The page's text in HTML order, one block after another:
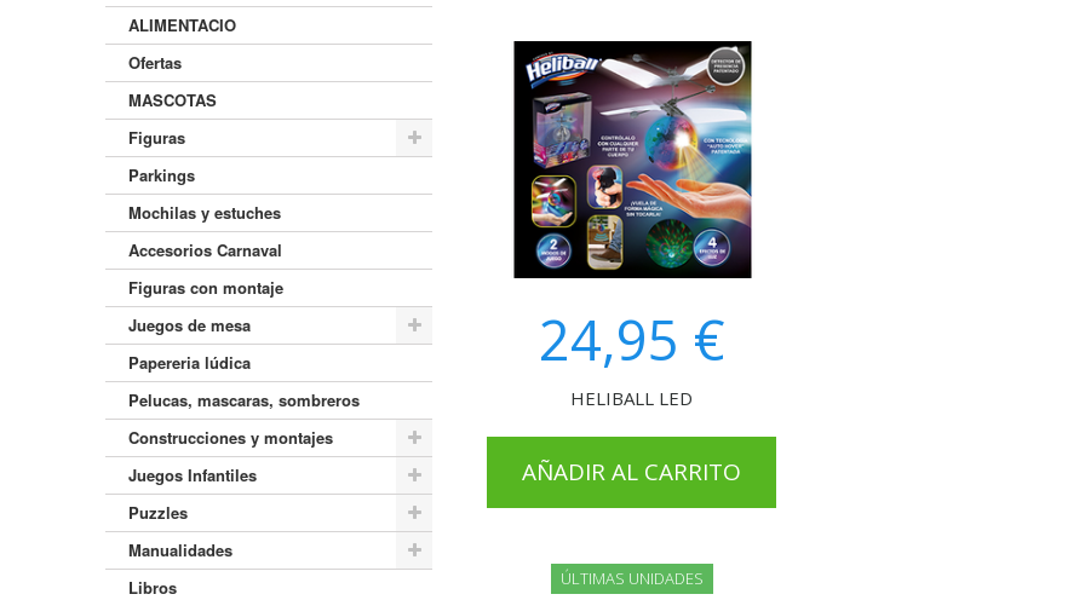
24,95 €
HELIBALL LED
AÑADIR AL CARRITO
ÚLTIMAS UNIDADES
ALIMENTACIO
Ofertas
MASCOTAS
Figuras
Parkings
Mochilas y estuches
Accesorios Carnaval
Figuras con montaje
Juegos de mesa
Papereria lúdica
Pelucas, mascaras, sombreros
Construcciones y montajes
Juegos Infantiles
Puzzles
Manualidades
Libros